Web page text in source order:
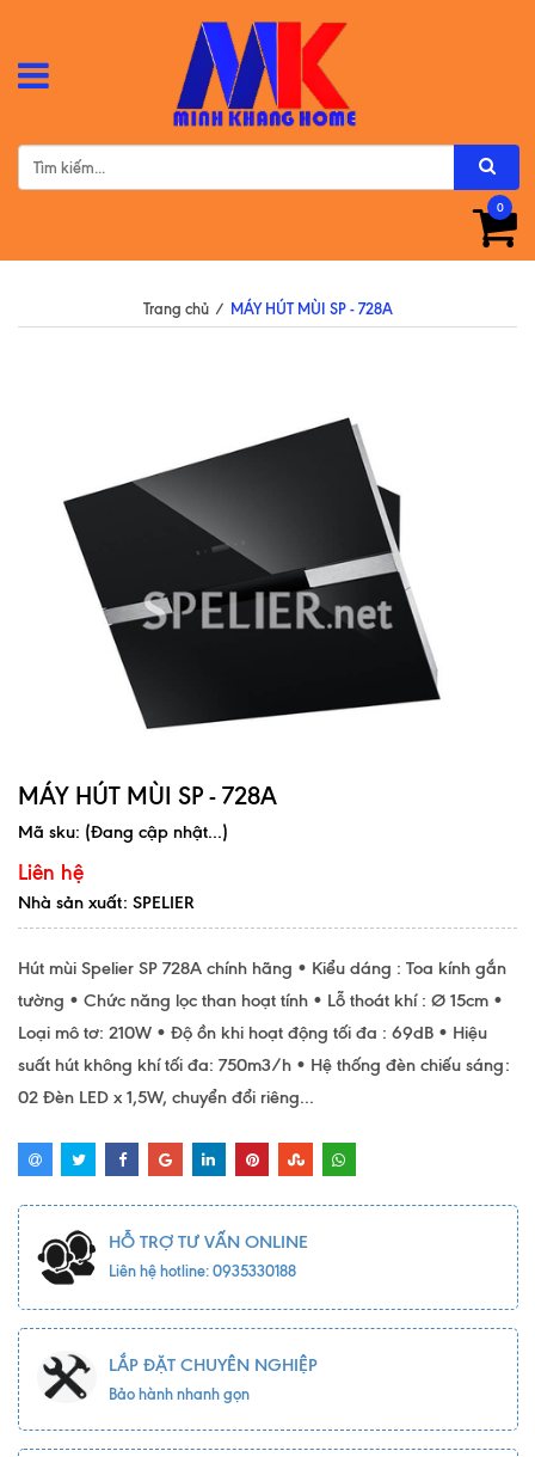
0
Trang chủ / MÁY HÚT MÙI SP - 728A
MÁY HÚT MÙI SP - 728A
Mã sku: (Đang cập nhật...)
Liên hệ
Nhà sản xuất: SPELIER
Hút mùi Spelier SP 728A chính hãng • Kiểu dáng : Toa kính gắn
tường • Chức năng lọc than hoạt tính • Lỗ thoát khí : Ø 15cm •
Loại mô tơ: 210W • Độ ồn khi hoạt động tối đa : 69dB • Hiệu
suất hút không khí tối đa: 750m3/h • Hệ thống đèn chiếu sáng:
02 Đèn LED x 1,5W, chuyển đổi riêng...
HỖ TRỢ TƯ VẤN ONLINE
Liên hệ hotline: 0935330188
LẮP ĐẶT CHUYÊN NGHIỆP
Bảo hành nhanh gọn